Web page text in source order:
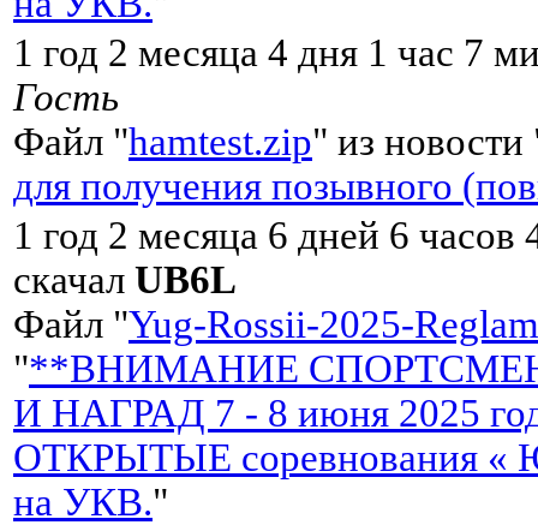
1 год 2 месяца 4 дня 1 час 7
Гость
Файл "hamtest.zip" из новости
для получения позывного
1 год 2 месяца 6 дней 6 часов
скачал UB6L
Файл "Yug-Rossii-2025-
"**ВНИМАНИЕ
И НАГРАД 7 - 8 июня 2025
ОТКРЫТЫЕ соревнования «
на УКВ."